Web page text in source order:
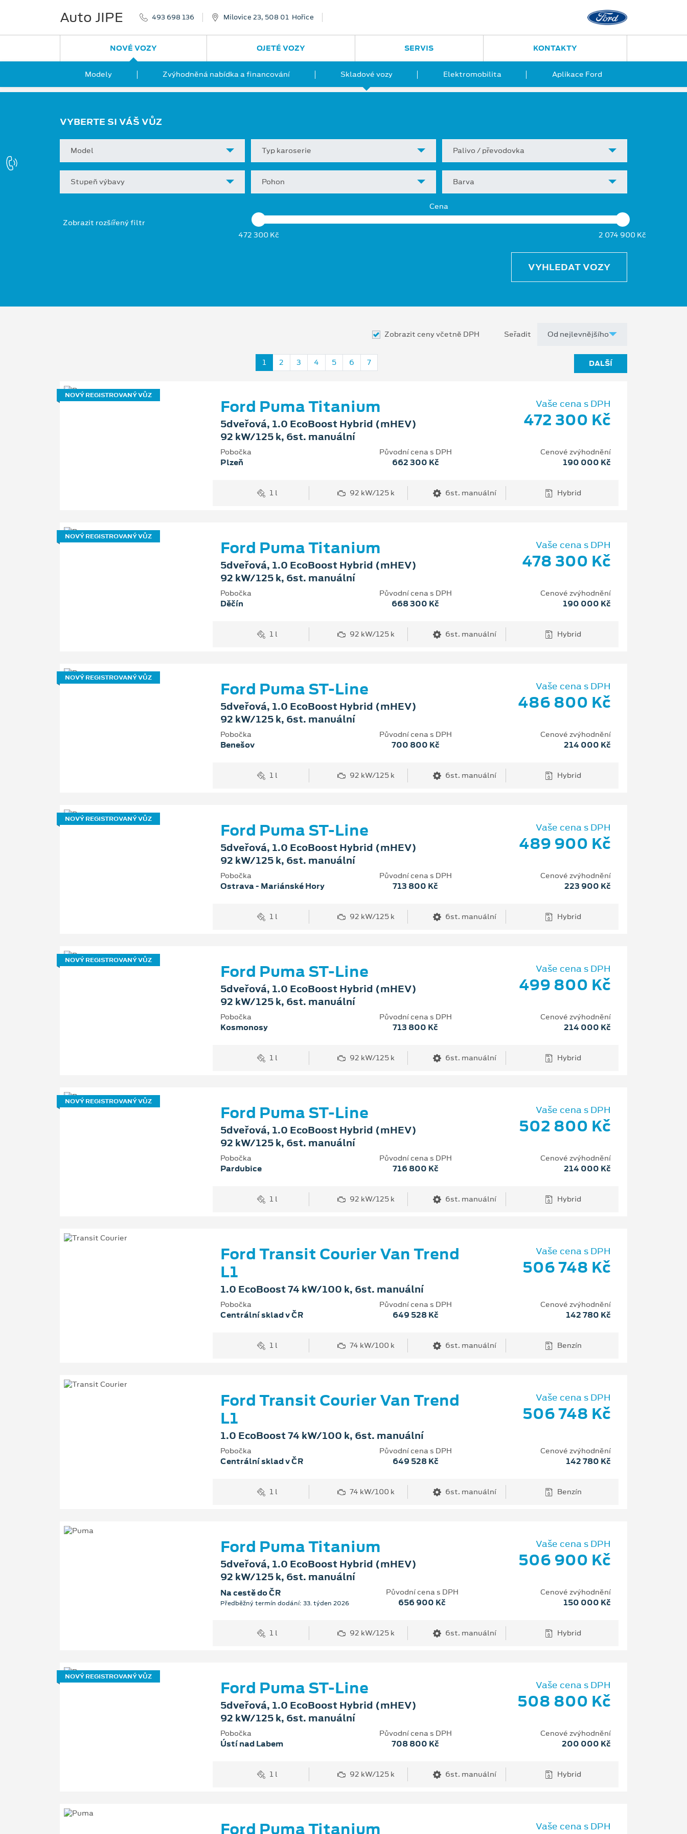
Auto JIPE 493 698 136 Milovice 23, 508 01 Hořice
NOVÉ VOZY
Modely Zvýhodněná nabídka a financování Skladové vozy Elektromobilita Aplikace Ford
OJETÉ VOZY SERVIS KONTAKTY
VYBERTE SI VÁŠ VŮZ
Model Typ karoserie Palivo / převodovka
Stupeň výbavy Pohon Barva
Zobrazit rozšířený filtr
Cena
472 300 Kč 2 074 900 Kč
VYHLEDAT VOZY
Zobrazit ceny včetně DPH Seřadit
1 2 3 4 5 6 7 DALŠÍ
NOVÝ REGISTROVANÝ VŮZ
Ford Puma Titanium
5dveřová, 1.0 EcoBoost Hybrid (mHEV)
92 kW/125 k, 6st. manuální
Vaše cena s DPH
472 300 Kč
Pobočka
Plzeň
Původní cena s DPH
662 300 Kč
Cenové zvýhodnění
190 000 Kč
1 l 92 kW/125 k 6st. manuální Hybrid
NOVÝ REGISTROVANÝ VŮZ
Ford Puma Titanium
5dveřová, 1.0 EcoBoost Hybrid (mHEV)
92 kW/125 k, 6st. manuální
Vaše cena s DPH
478 300 Kč
Pobočka
Děčín
Původní cena s DPH
668 300 Kč
Cenové zvýhodnění
190 000 Kč
1 l 92 kW/125 k 6st. manuální Hybrid
NOVÝ REGISTROVANÝ VŮZ
Ford Puma ST-Line
5dveřová, 1.0 EcoBoost Hybrid (mHEV)
92 kW/125 k, 6st. manuální
Vaše cena s DPH
486 800 Kč
Pobočka
Benešov
Původní cena s DPH
700 800 Kč
Cenové zvýhodnění
214 000 Kč
1 l 92 kW/125 k 6st. manuální Hybrid
NOVÝ REGISTROVANÝ VŮZ
Ford Puma ST-Line
5dveřová, 1.0 EcoBoost Hybrid (mHEV)
92 kW/125 k, 6st. manuální
Vaše cena s DPH
489 900 Kč
Pobočka
Ostrava - Mariánské Hory
Původní cena s DPH
713 800 Kč
Cenové zvýhodnění
223 900 Kč
1 l 92 kW/125 k 6st. manuální Hybrid
NOVÝ REGISTROVANÝ VŮZ
Ford Puma ST-Line
5dveřová, 1.0 EcoBoost Hybrid (mHEV)
92 kW/125 k, 6st. manuální
Vaše cena s DPH
499 800 Kč
Pobočka
Kosmonosy
Původní cena s DPH
713 800 Kč
Cenové zvýhodnění
214 000 Kč
1 l 92 kW/125 k 6st. manuální Hybrid
NOVÝ REGISTROVANÝ VŮZ
Ford Puma ST-Line
5dveřová, 1.0 EcoBoost Hybrid (mHEV)
92 kW/125 k, 6st. manuální
Vaše cena s DPH
502 800 Kč
Pobočka
Pardubice
Původní cena s DPH
716 800 Kč
Cenové zvýhodnění
214 000 Kč
1 l 92 kW/125 k 6st. manuální Hybrid
Ford Transit Courier Van Trend
L1
1.0 EcoBoost 74 kW/100 k, 6st. manuální
Vaše cena s DPH
506 748 Kč
Pobočka
Centrální sklad v ČR
Původní cena s DPH
649 528 Kč
Cenové zvýhodnění
142 780 Kč
1 l 74 kW/100 k 6st. manuální Benzín
Ford Transit Courier Van Trend
L1
1.0 EcoBoost 74 kW/100 k, 6st. manuální
Vaše cena s DPH
506 748 Kč
Pobočka
Centrální sklad v ČR
Původní cena s DPH
649 528 Kč
Cenové zvýhodnění
142 780 Kč
1 l 74 kW/100 k 6st. manuální Benzín
Ford Puma Titanium
5dveřová, 1.0 EcoBoost Hybrid (mHEV)
92 kW/125 k, 6st. manuální
Vaše cena s DPH
506 900 Kč
Na cestě do ČR
Předběžný termín dodání: 33. týden 2026
Původní cena s DPH
656 900 Kč
Cenové zvýhodnění
150 000 Kč
1 l 92 kW/125 k 6st. manuální Hybrid
NOVÝ REGISTROVANÝ VŮZ
Ford Puma ST-Line
5dveřová, 1.0 EcoBoost Hybrid (mHEV)
92 kW/125 k, 6st. manuální
Vaše cena s DPH
508 800 Kč
Pobočka
Ústí nad Labem
Původní cena s DPH
708 800 Kč
Cenové zvýhodnění
200 000 Kč
1 l 92 kW/125 k 6st. manuální Hybrid
Ford Puma Titanium Vaše cena s DPH